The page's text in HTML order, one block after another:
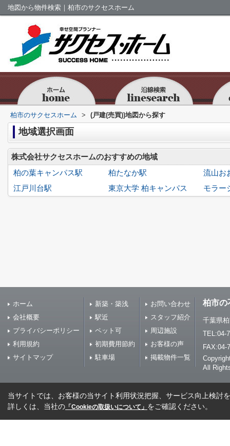
地図から物件検索｜柏市のサクセスホーム
柏市のサクセスホーム > (戸建(売買))地図から探す
地域選択画面
株式会社サクセスホームのおすすめの地域
柏の葉キャンパス駅
柏たなか駅
流山お
江戸川台駅
東京大学 柏キャンパス モラー
ホーム
会社概要
プライバシーポリシー
利用規約
サイトマップ
新築・築浅
駅近
ペット可
初期費用節約
駐車場
お問い合わせ
スタッフ紹介
周辺施設
お客様の声
掲載物件一覧
柏市の
千葉県
TEL:04-
FAX:04-
All
当サイトでは、お客様の当サイト利用状況把握、サービス向上検討
詳しくは、当社の 「Cookieの取扱いについて」 をご確認ください。